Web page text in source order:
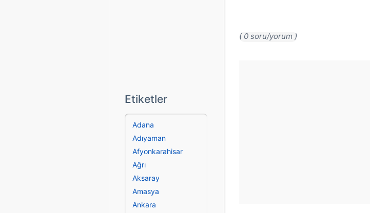
( 0 soru/yorum )
Etiketler
Adana
Adıyaman
Afyonkarahisar
Ağrı
Aksaray
Amasya
Ankara